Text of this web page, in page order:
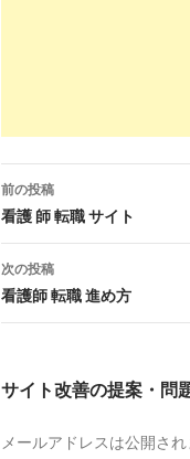
MedLline - 採用事
4 http://
5 http://rt-worker.com
診療放射線技師の
6 http://me-
投
稿
ナ
ゲ
前の投稿
看護 師 転職 サイト
次の投稿
看護師 転職 進め方
サイト改善の提案・問
メールアドレスは公開さ